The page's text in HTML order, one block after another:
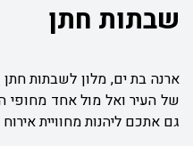
שבתות חתן
ארנה בת ים, מלון לשבתות
של העיר ואל מול אחד מחופי
גם אתכם ליהנות מחוויית